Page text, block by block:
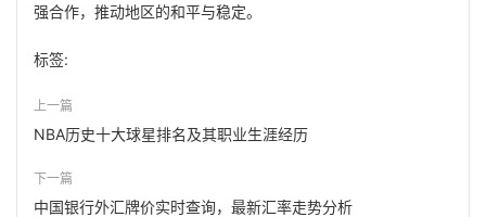
强合作，推动地区的和平与稳定。
标签:
上一篇
NBA历史十大球星排名及其职业生涯经历
下一篇
中国银行外汇牌价实时查询，最新汇率走势分析